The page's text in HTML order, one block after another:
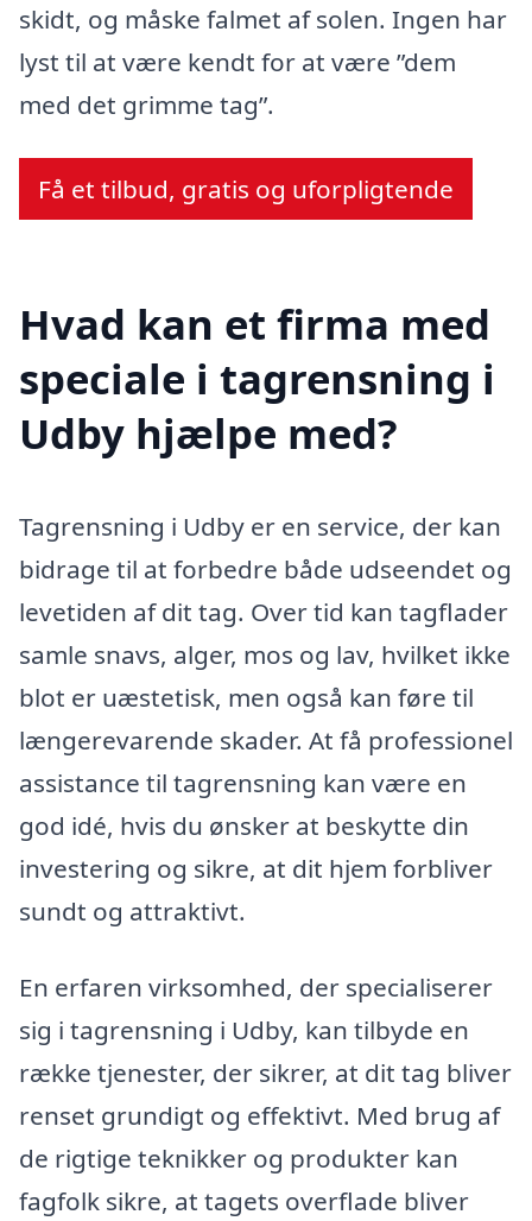
skidt, og måske falmet af solen. Ingen har
lyst til at være kendt for at være ”dem
med det grimme tag”.
Få et tilbud, gratis og uforpligtende
Hvad kan et firma med
speciale i tagrensning i
Udby hjælpe med?
Tagrensning i Udby er en service, der kan
bidrage til at forbedre både udseendet og
levetiden af dit tag. Over tid kan tagflader
samle snavs, alger, mos og lav, hvilket ikke
blot er uæstetisk, men også kan føre til
længerevarende skader. At få professionel
assistance til tagrensning kan være en
god idé, hvis du ønsker at beskytte din
investering og sikre, at dit hjem forbliver
sundt og attraktivt.
En erfaren virksomhed, der specialiserer
sig i tagrensning i Udby, kan tilbyde en
række tjenester, der sikrer, at dit tag bliver
renset grundigt og effektivt. Med brug af
de rigtige teknikker og produkter kan
fagfolk sikre, at tagets overflade bliver